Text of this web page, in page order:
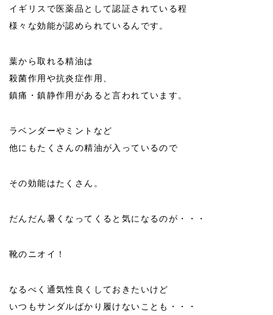
イギリスで医薬品として認証されている程
様々な効能が認められているんです。
葉から取れる精油は
殺菌作用や抗炎症作用、
鎮痛・鎮静作用があると言われています。
ラベンダーやミントなど
他にもたくさんの精油が入っているので
その効能はたくさん。
だんだん暑くなってくると気になるのが・・・
靴のニオイ！
なるべく通気性良くしておきたいけど
いつもサンダルばかり履けないことも・・・